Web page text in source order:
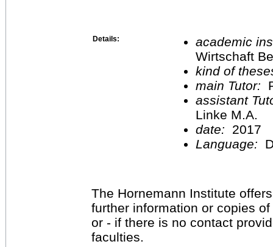
Details:
academic
Wirtschaft
kind of
main Tutor:
assistant
Linke M.A.
date:
2017
Language:
The Hornemann Institute
further information or copies
or - if there is no contact
faculties.